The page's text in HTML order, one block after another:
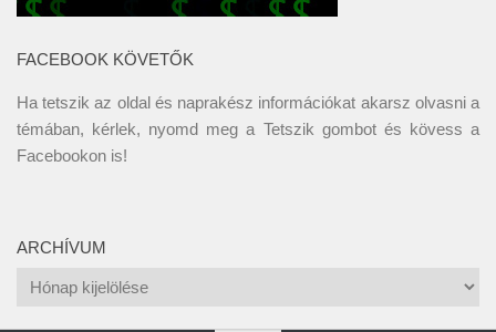
FACEBOOK KÖVETŐK
Ha tetszik az oldal és naprakész információkat akarsz olvasni a
témában, kérlek, nyomd meg a Tetszik gombot és kövess a
Facebookon is!
ARCHÍVUM
Archívum